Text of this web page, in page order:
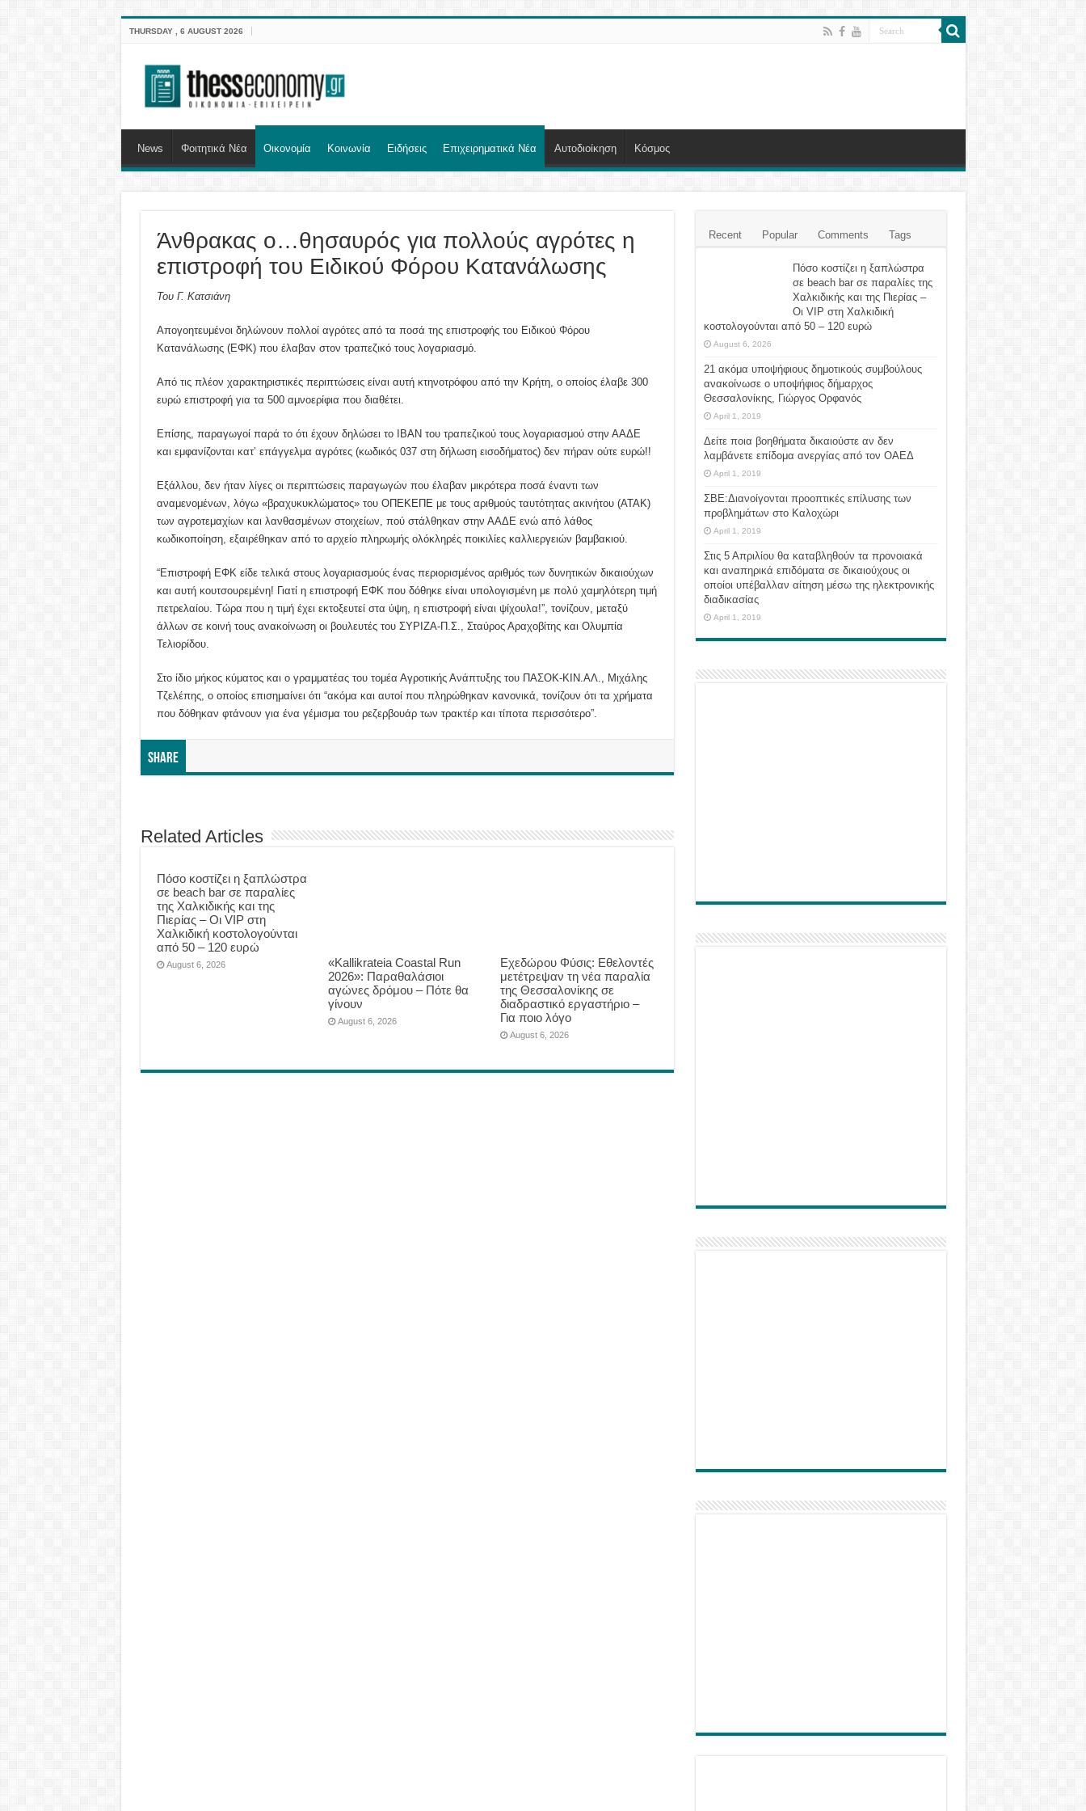
THURSDAY , 6 AUGUST 2026
News Φοιτητικά Νέα Οικονομία Κοινωνία Ειδήσεις Επιχειρηματικά Νέα Αυτοδιοίκηση Κόσμος
Άνθρακας ο…θησαυρός για πολλούς αγρότες η
επιστροφή του Ειδικού Φόρου Κατανάλωσης
Του Γ. Κατσιάνη
Απογοητευμένοι δηλώνουν πολλοί αγρότες από τα ποσά της επιστροφής του Ειδικού Φόρου
Κατανάλωσης (ΕΦΚ) που έλαβαν στον τραπεζικό τους λογαριασμό.
Από τις πλέον χαρακτηριστικές περιπτώσεις είναι αυτή κτηνοτρόφου από την Κρήτη, ο οποίος έλαβε 300
ευρώ επιστροφή για τα 500 αμνοερίφια που διαθέτει.
Επίσης, παραγωγοί παρά το ότι έχουν δηλώσει το IBAN του τραπεζικού τους λογαριασμού στην ΑΑΔΕ
και εμφανίζονται κατ’ επάγγελμα αγρότες (κωδικός 037 στη δήλωση εισοδήματος) δεν πήραν ούτε ευρώ!!
Εξάλλου, δεν ήταν λίγες οι περιπτώσεις παραγωγών που έλαβαν μικρότερα ποσά έναντι των
αναμενομένων, λόγω «βραχυκυκλώματος» του ΟΠΕΚΕΠΕ με τους αριθμούς ταυτότητας ακινήτου (ΑΤΑΚ)
των αγροτεμαχίων και λανθασμένων στοιχείων, πού στάλθηκαν στην ΑΑΔΕ ενώ από λάθος
κωδικοποίηση, εξαιρέθηκαν από το αρχείο πληρωμής ολόκληρές ποικιλίες καλλιεργειών βαμβακιού.
“Επιστροφή ΕΦΚ είδε τελικά στους λογαριασμούς ένας περιορισμένος αριθμός των δυνητικών δικαιούχων
και αυτή κουτσουρεμένη! Γιατί η επιστροφή ΕΦΚ που δόθηκε είναι υπολογισμένη με πολύ χαμηλότερη τιμή
πετρελαίου. Τώρα που η τιμή έχει εκτοξευτεί στα ύψη, η επιστροφή είναι ψίχουλα!”, τονίζουν, μεταξύ
άλλων σε κοινή τους ανακοίνωση οι βουλευτές του ΣΥΡΙΖΑ-Π.Σ., Σταύρος Αραχοβίτης και Ολυμπία
Τελιορίδου.
Στο ίδιο μήκος κύματος και ο γραμματέας του τομέα Αγροτικής Ανάπτυξης του ΠΑΣΟΚ-ΚΙΝ.ΑΛ., Μιχάλης
Τζελέπης, ο οποίος επισημαίνει ότι “ακόμα και αυτοί που πληρώθηκαν κανονικά, τονίζουν ότι τα χρήματα
που δόθηκαν φτάνουν για ένα γέμισμα του ρεζερβουάρ των τρακτέρ και τίποτα περισσότερο”.
Share
Related Articles
Πόσο κοστίζει η ξαπλώστρα
σε beach bar σε παραλίες
της Χαλκιδικής και της
Πιερίας – Οι VIP στη
Χαλκιδική κοστολογούνται
από 50 – 120 ευρώ
August 6, 2026
«Kallikrateia Coastal Run
2026»: Παραθαλάσιοι
αγώνες δρόμου – Πότε θα
γίνουν
August 6, 2026
Eχεδώρου Φύσις: Εθελοντές
μετέτρεψαν τη νέα παραλία
της Θεσσαλονίκης σε
διαδραστικό εργαστήριο –
Για ποιο λόγο
August 6, 2026
Recent Popular Comments Tags
Πόσο κοστίζει η ξαπλώστρα
σε beach bar σε παραλίες της
Χαλκιδικής και της Πιερίας –
Οι VIP στη Χαλκιδική
κοστολογούνται από 50 – 120 ευρώ
August 6, 2026
21 ακόμα υποψήφιους δημοτικούς συμβούλους
ανακοίνωσε ο υποψήφιος δήμαρχος
Θεσσαλονίκης, Γιώργος Ορφανός
April 1, 2019
Δείτε ποια βοηθήματα δικαιούστε αν δεν
λαμβάνετε επίδομα ανεργίας από τον ΟΑΕΔ
April 1, 2019
ΣΒΕ:Διανοίγονται προοπτικές επίλυσης των
προβλημάτων στο Καλοχώρι
April 1, 2019
Στις 5 Απριλίου θα καταβληθούν τα προνοιακά
και αναπηρικά επιδόματα σε δικαιούχους οι
οποίοι υπέβαλλαν αίτηση μέσω της ηλεκτρονικής
διαδικασίας
April 1, 2019